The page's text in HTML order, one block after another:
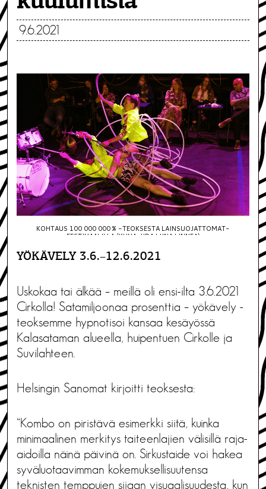
9.6.2021
KOHTAUS 100 000 000 % -TEOKSESTA LAINSUOJATTOMAT-
FESTIVAALILLA (KUVA: IIDA LIINA LINNEA)
YÖKÄVELY 3.6.–12.6.2021
Uskokaa tai älkää – meillä oli ensi-ilta 3.6.2021
Cirkolla! Satamiljoonaa prosenttia – yökävely -
teoksemme hypnotisoi kansaa kesäyössä
Kalasataman alueella, huipentuen Cirkolle ja
Suvilahteen.
Helsingin Sanomat kirjoitti teoksesta:
“Kombo on piristävä esimerkki siitä, kuinka
minimaalinen merkitys taiteenlajien välisillä raja-
aidoilla näinä päivinä on. Sirkustaide voi hakea
syväluotaavimman kokemuksellisuutensa
teknisten temppujen sijaan visuaalisuudesta, kun